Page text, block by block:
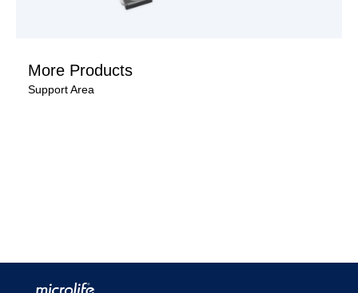
More Products
Support Area